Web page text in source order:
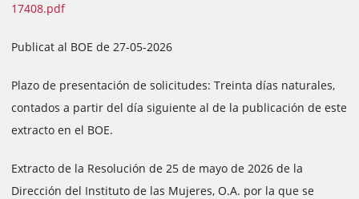
17408.pdf
Publicat al BOE de 27-05-2026
Plazo de presentación de solicitudes: Treinta días naturales,
contados a partir del día siguiente al de la publicación de este
extracto en el BOE.
Extracto de la Resolución de 25 de mayo de 2026 de la
Dirección del Instituto de las Mujeres, O.A. por la que se